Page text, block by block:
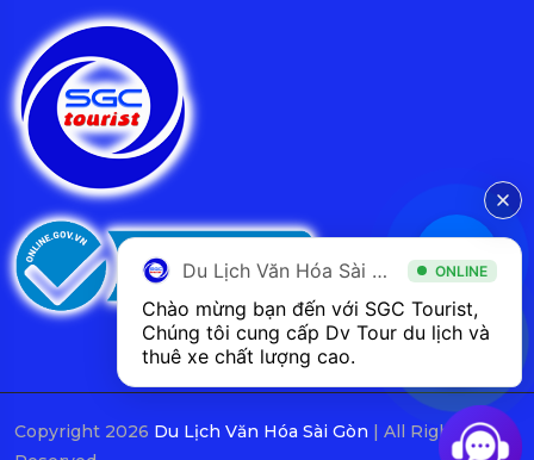
Copyright 2026 Du Lịch Văn Hóa Sài Gòn | All Rights
Du Lịch Văn Hóa Sài Gòn ONLINE
Chào mừng bạn đến với SGC Tourist,
Chúng tôi cung cấp Dv Tour du lịch và
thuê xe chất lượng cao.